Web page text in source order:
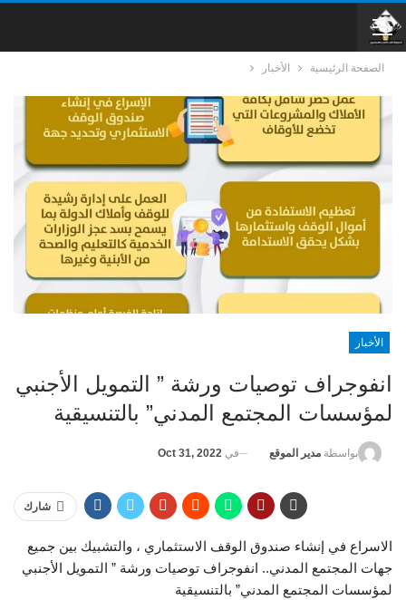
الصفحة الرئيسية الأخبار
الأخبار
انفوجراف توصيات ورشة ” التمويل الأجنبي
لمؤسسات المجتمع المدني” بالتنسيقية
بواسطة مدير الموقع في Oct 31, 2022
شارك
الاسراع في إنشاء صندوق الوقف الاستثماري ، والتشبيك بين جميع
جهات المجتمع المدني.. انفوجراف توصيات ورشة ” التمويل الأجنبي
لمؤسسات المجتمع المدني” بالتنسيقية